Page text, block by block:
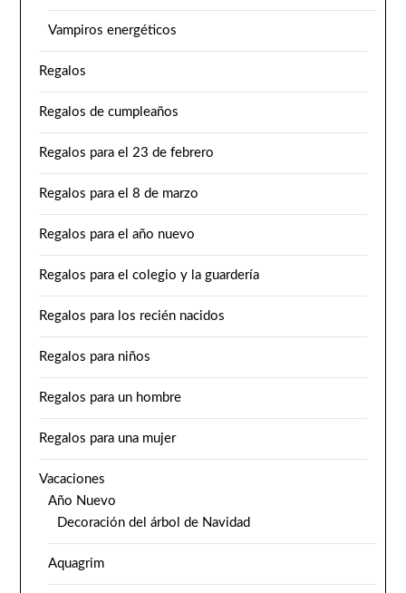
Vampiros energéticos
Regalos
Regalos de cumpleaños
Regalos para el 23 de febrero
Regalos para el 8 de marzo
Regalos para el año nuevo
Regalos para el colegio y la guardería
Regalos para los recién nacidos
Regalos para niños
Regalos para un hombre
Regalos para una mujer
Vacaciones
Año Nuevo
Decoración del árbol de Navidad
Aquagrim